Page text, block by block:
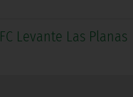
FC Levante Las Planas